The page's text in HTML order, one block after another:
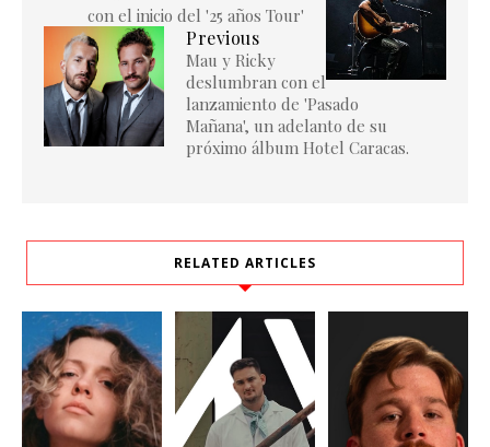
con el inicio del '25 años Tour'
Previous
Mau y Ricky
deslumbran con el
lanzamiento de 'Pasado
Mañana', un adelanto de su
próximo álbum Hotel Caracas.
RELATED ARTICLES